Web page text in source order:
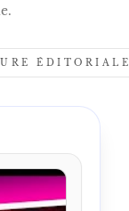
ÉDITORIALE